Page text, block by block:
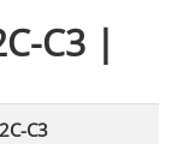
C3 |
C3